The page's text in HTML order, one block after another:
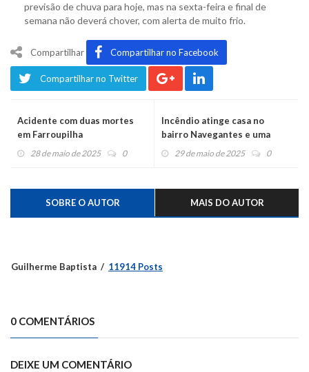
previsão de chuva para hoje, mas na sexta-feira e final de
semana não deverá chover, com alerta de muito frio.
Compartilhar Compartilhar no Facebook
Compartilhar no Twitter
Acidente com duas mortes
em Farroupilha
28 de maio de 2025 0
Incêndio atinge casa no
bairro Navegantes e uma
pessoa é levada ao hospital
29 de maio de 2025 0
SOBRE O AUTOR MAIS DO AUTOR
Guilherme Baptista 11914 Posts
0 COMENTÁRIOS
DEIXE UM COMENTÁRIO